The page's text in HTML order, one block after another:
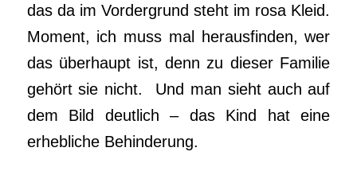
das da im Vordergrund steht im rosa Kleid.
Moment, ich muss mal herausfinden, wer
das überhaupt ist, denn zu dieser Familie
gehört sie nicht. Und man sieht auch auf
dem Bild deutlich – das Kind hat eine
erhebliche Behinderung.